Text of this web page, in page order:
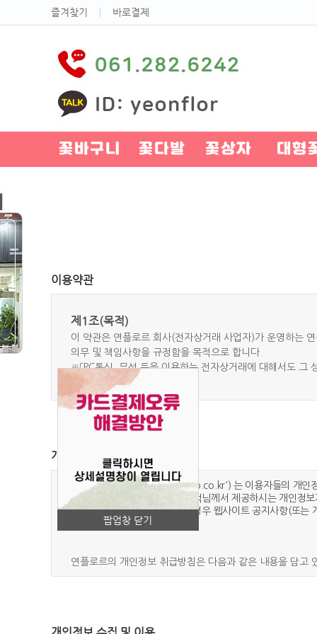
즐겨찾기 바로결제
꽃바구니 꽃다발 꽃상자 대형
이용약관
제1조(목적)
이 약관은 연플로르 회사(전자상거래 사업자)가 운영하는
의무 및 책임사항을 규정함을 목적으로 합니다.
※「PC통신, 무선 등을 이용하는 전자상거래에 대해서도 그
제2조(정의)
① “몰”이란 연플로르 회사가 재화 또는 용역(이하 “재화
울러 사이버몰을 운영하는 사업자의 의미로도 사용합니다.
③ ‘회원’이라 함은 “몰”에 회원등록을 한 자로서, 계속적
④ ‘비회원’이라 함은 회원에 가입하지 않고 “몰”이 제공하
제3조 (약관 등의 명시와 설명 및 개정)
① “몰”은 이 약관의 내용과 상호 및 대표자 성명, 영업소
개인정보보호책임자 등을 이용자가 쉽게 알 수 있도록 연
여 이용자의 확인을 구하여야 합니다.
③ “몰”은 「전자상거래 등에서의 소비자보호에 관한 법률」,
률」, 「방문판매 등에 관한 법률」, 「소비자기본법」 등 관
개인정보취급방침
연플로르(‘http://flowermokpo.co.kr') 는 이용자들의 개인
개인정보처리방침을 통하여 고객님께서 제공하시는 개인정
개인정보처리방침을 개정하는 경우 웹사이트 공지사항(또는
연플로르의 개인정보 취급방침은 다음과 같은 내용을 담고
팝업창 닫기